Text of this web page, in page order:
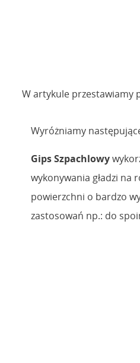
W artykule przestawiamy
Wyróżniamy
Gips Szpachlowy
wykonywania gładzi na
powierzchni o bardzo
zastosowań np.: do